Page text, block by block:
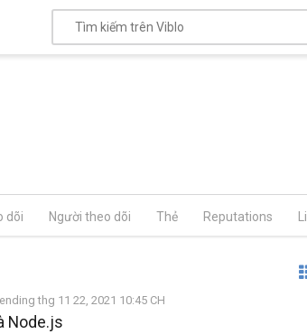
dõi Người theo dõi Thẻ Reputations
thg 11 22, 2021 10:45 CH
Node.js